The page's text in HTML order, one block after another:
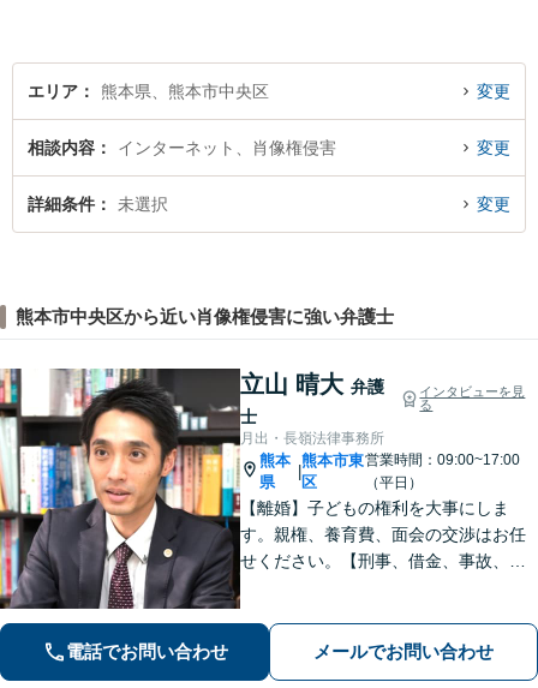
面談可】
エリア 熊本県、熊本市中央区 変更
相談内容 インターネット、肖像権侵害 変更
詳細条件 未選択 変更
熊本市中央区から近い肖像権侵害に強い弁護士
立山 晴大 弁護
士
インタビューを見
る
月出・長嶺法律事務所
熊本
県
熊本市東
区
営業時間：09:00~17:00
（平日）
【離婚】子どもの権利を大事にしま
す。親権、養育費、面会の交渉はお任
せください。【刑事、借金、事故、労
いは豊富な経験あり。
電話でお問い合わせ メールでお問い合わせ